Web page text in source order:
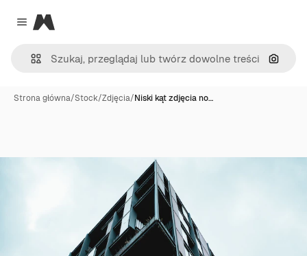
Close menu
Magnific
Szukaj
Strona główna/Stock/Zdjęcia/Niski kąt zdjęcia no…